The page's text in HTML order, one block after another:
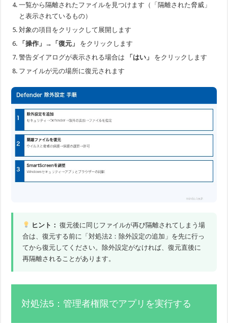
一覧から隔離されたファイルを見つけます（「隔離された脅威」
と表示されているもの）
対象の項目をクリックして展開します
「操作」→「復元」
をクリックします
警告ダイアログが表示される場合は
「はい」
をクリックします
ファイルが元の場所に復元されます
ヒント： 復元後に同じファイルが再び隔離されてしまう場
合は、復元する前に「対処法2：除外設定の追加」を先に行っ
てから復元してください。除外設定がなければ、復元直後に
再隔離されることがあります。
対処法5：管理者権限でアプリを実行する